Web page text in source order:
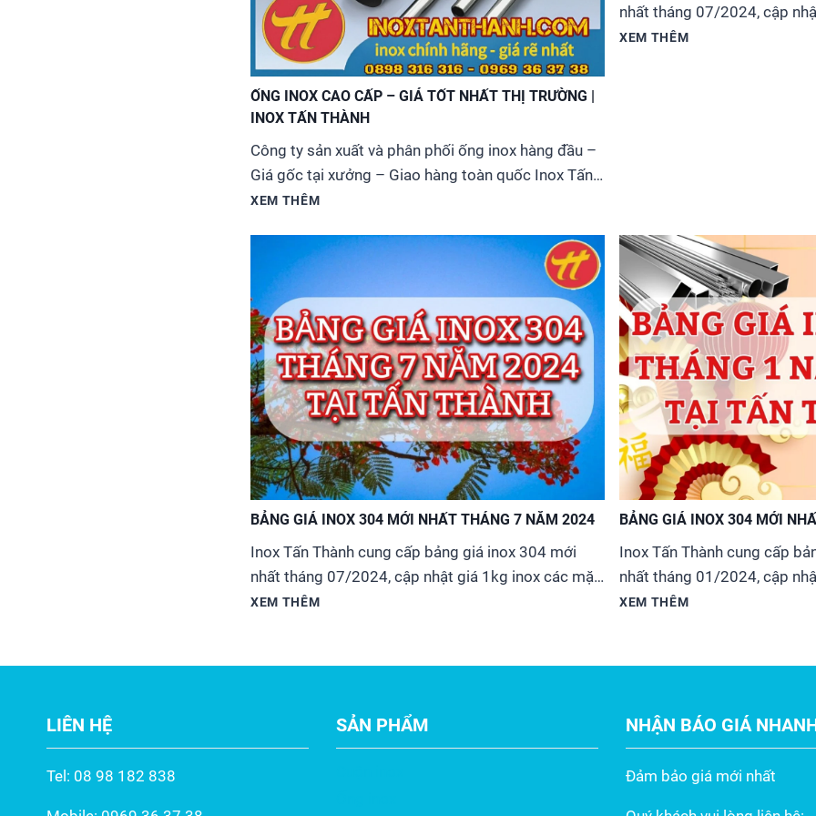
ỐNG INOX CAO CẤP – GIÁ TỐT NHẤT THỊ TRƯỜNG |
INOX TẤN THÀNH
Công ty sản xuất và phân phối ống inox hàng đầu –
Giá gốc tại xưởng – Giao hàng toàn quốc Inox Tấn
Thành tự hào là đơn vị sản xuất và cung cấp ống
với giá cạnh tranh nhất thị trường. Chúng tôi cung
cấp đa...
XEM THÊM
nhất tháng 07/2024, cập
hàng, ống đúc, tấm, cuộn,
XEM THÊM
BẢNG GIÁ INOX 304 MỚI NHẤT THÁNG 7 NĂM 2024
Inox Tấn Thành cung cấp bảng giá inox 304 mới
nhất tháng 07/2024, cập nhật giá 1kg inox các mặt
hàng, ống đúc, tấm, cuộn, ống hộp, thanh la, v đúc,
XEM THÊM
BẢNG GIÁ INOX 304 MỚI
Inox Tấn Thành cung cấp
nhất tháng 01/2024, cập
hàng, ống đúc, tấm, cuộn,
XEM THÊM
LIÊN HỆ
Tel: 08 98 182 838
SẢN PHẨM NHẬN BÁO GIÁ
Đảm bảo giá mới nhất